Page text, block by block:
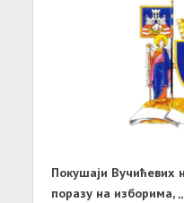
Покушаји Вучићевих
поразу на изборима,